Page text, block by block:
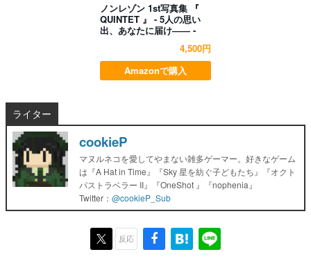
ノンレゾン 1st写真集 『
QUINTET 』 - 5人の思い
出、あなたに届け―― -
4,500円
Amazonで購入
ライター
cookieP
マヌルネコを愛してやまない雑多ゲーマー。好きなゲーム
は『A Hat in Time』『Sky 星を紡ぐ子どもたち』『オクト
パストラベラー II』『OneShot 』『nophenia』
Twitter： @cookieP_Sub
反応